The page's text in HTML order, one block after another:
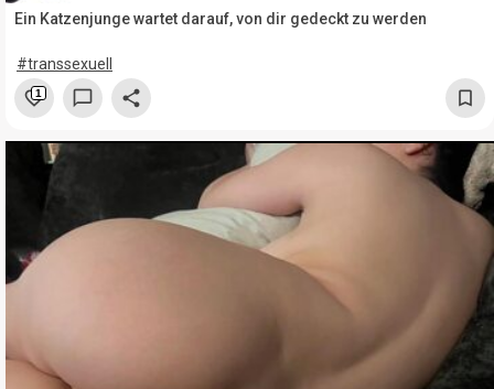
Ein Katzenjunge wartet darauf, von dir gedeckt zu werden
#transsexuell
1